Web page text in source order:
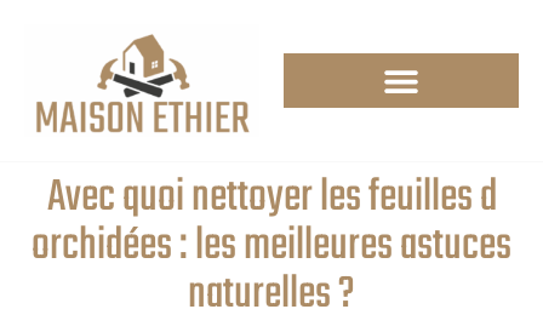
Avec quoi nettoyer les feuilles d
orchidées : les meilleures astuces
naturelles ?